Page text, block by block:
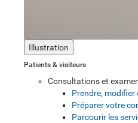
Illustration
Patients & visiteurs
Consultations et
Prendre, modifier
Préparer votre
Parcourir les